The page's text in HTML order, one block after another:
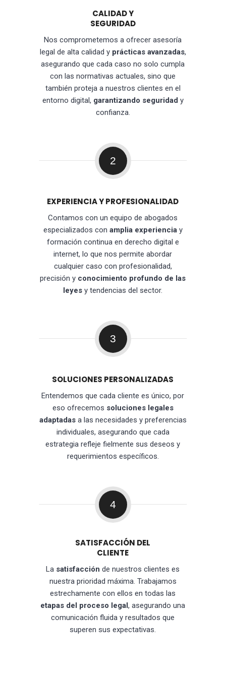
CALIDAD Y
SEGURIDAD
Nos comprometemos a ofrecer asesoría
legal de alta calidad y prácticas avanzadas,
asegurando que cada caso no solo cumpla
con las normativas actuales, sino que
también proteja a nuestros clientes en el
entorno digital, garantizando seguridad y
confianza.
2
EXPERIENCIA Y PROFESIONALIDAD
Contamos con un equipo de abogados
especializados con amplia experienciay
formación continua en derecho digital e
internet, lo que nos permite abordar
cualquier caso con profesionalidad,
precisión y conocimiento profundo de las
leyes y tendencias del sector.
3
SOLUCIONES PERSONALIZADAS
Entendemos que cada cliente es único, por
eso ofrecemos soluciones legales
adaptadasa las necesidades y preferencias
individuales, asegurando que cada
estrategia refleje fielmente sus deseos y
requerimientos específicos.
4
SATISFACCIÓN DEL
CLIENTE
La satisfacción de nuestros clientes es
nuestra prioridad máxima. Trabajamos
estrechamente con ellos en todas las
etapas del proceso legal, asegurando una
comunicación fluida y resultados que
superen sus expectativas.